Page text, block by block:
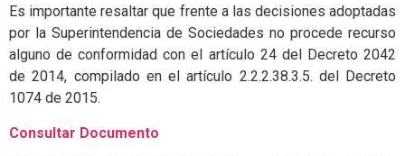
Es importante resaltar que frente a las decisiones adoptadas
por la Superintendencia de Sociedades no procede recurso
alguno de conformidad con el artículo 24 del Decreto 2042
de 2014, compilado en el artículo 2.2.2.38.3.5. del Decreto
1074 de 2015.
Consultar Documento